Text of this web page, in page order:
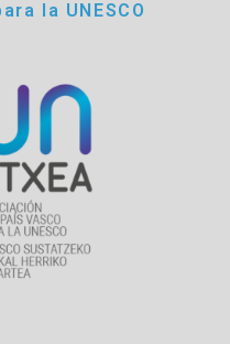
la UNESCO